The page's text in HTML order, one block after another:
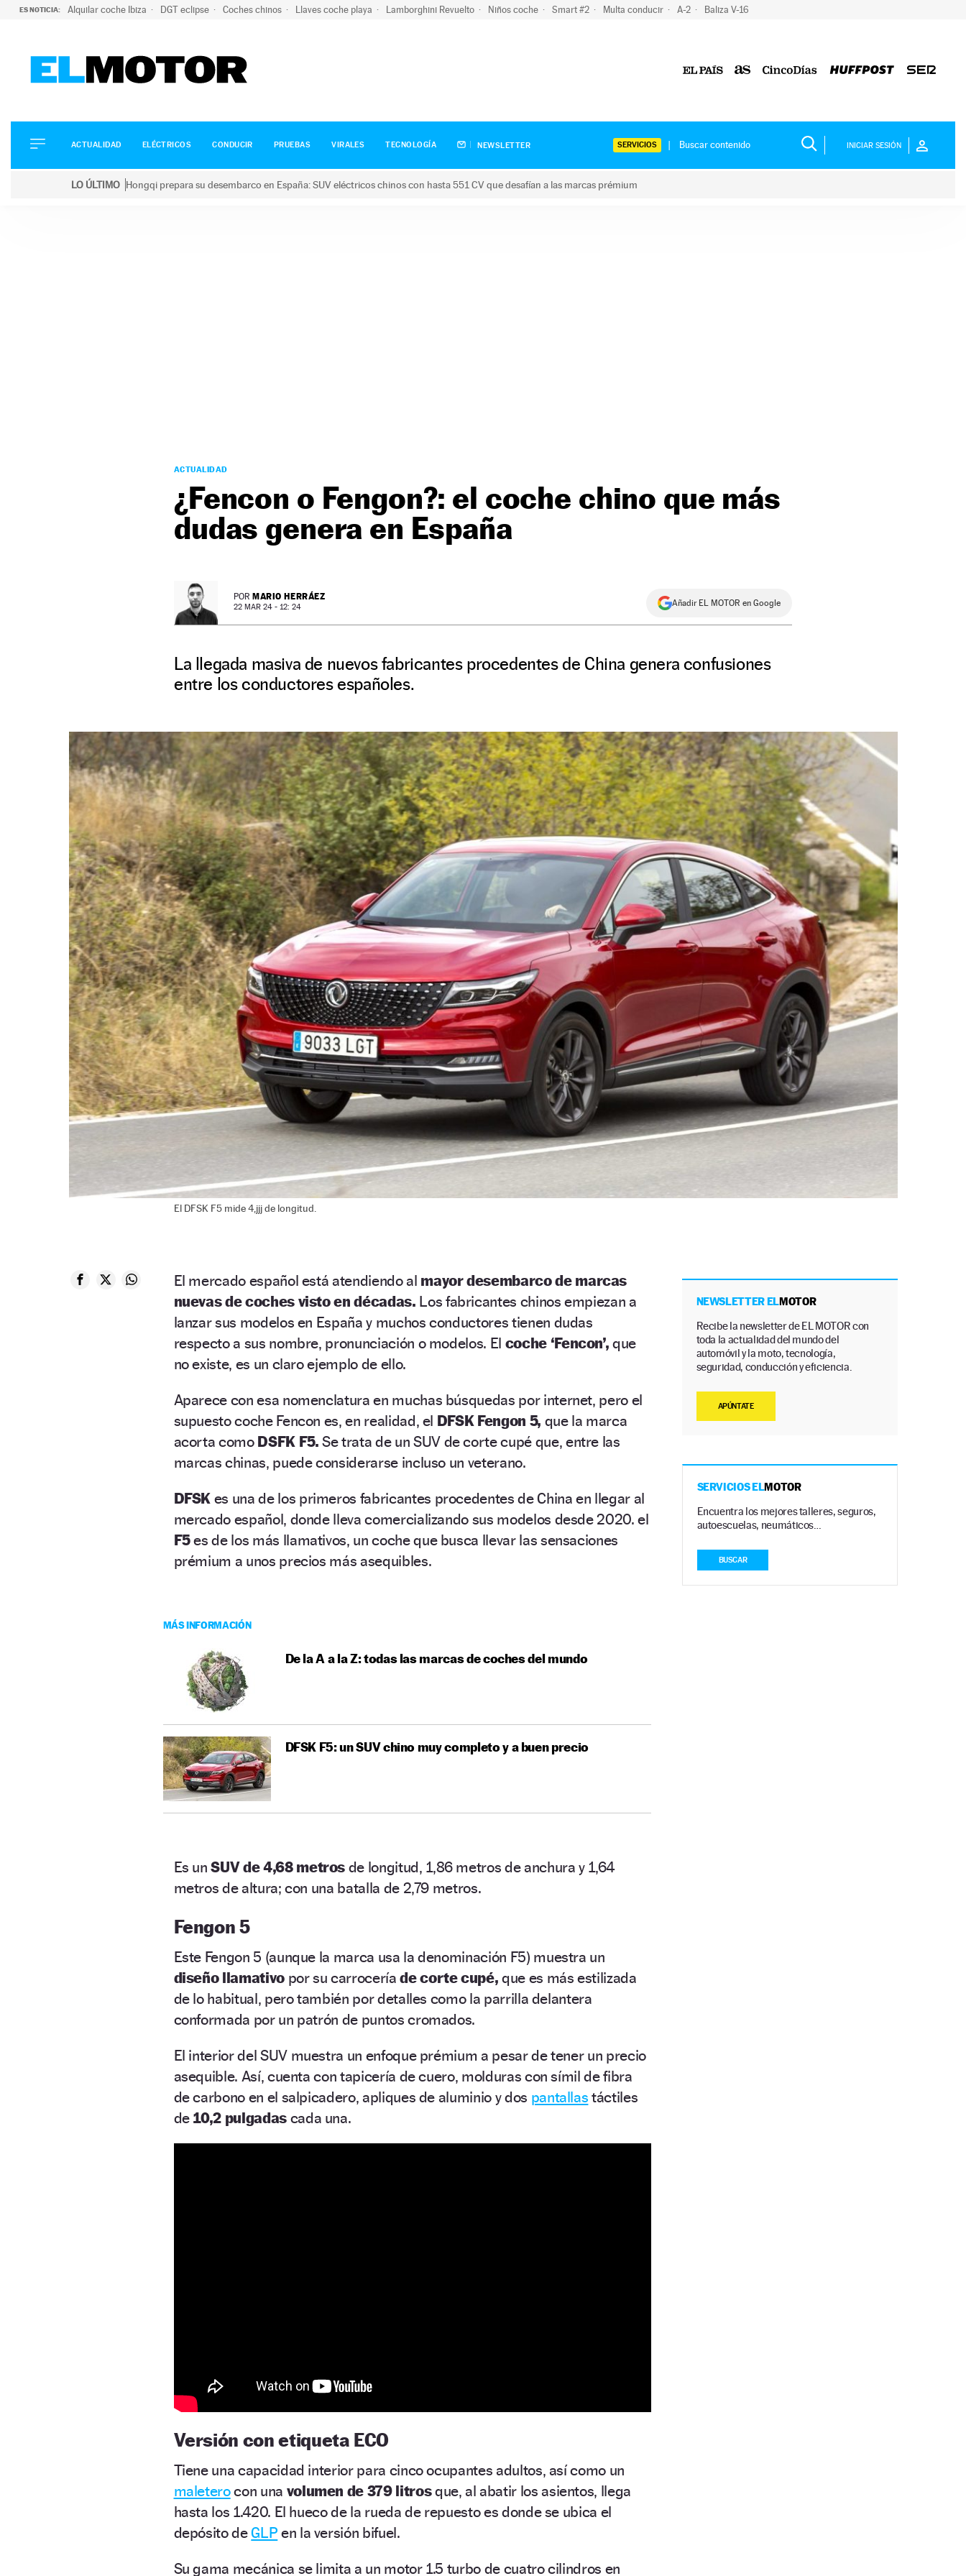
ES NOTICIA: Alquilar coche Ibiza DGT eclipse Coches chinos Llaves coche playa Lamborghini Revuelto Niños coche Smart #2 Multa conducir A-2 Baliza V-16
ELÉCTRICOS
CONDUCIR
ACTUALIDAD ELÉCTRICOS CONDUCIR PRUEBAS VIRALES TECNOLOGÍA NEWSLETTER SERVICIOS INICIAR SESIÓN
LO ÚLTIMO Hongqi prepara su desembarco en España: SUV eléctricos chinos con hasta 551 CV que desafían a las marcas prémium
ACTUALIDAD
¿Fencon o Fengon?: el coche chino que más
dudas genera en España
POR MARIO HERRÁEZ
22 MAR 24 - 12: 24 Añadir EL MOTOR en Google
La llegada masiva de nuevos fabricantes procedentes de China genera confusiones
entre los conductores españoles.
El DFSK F5 mide 4,jjj de longitud.
El mercado español está atendiendo al mayor desembarco de marcas
nuevas de coches visto en décadas. Los fabricantes chinos empiezan a
lanzar sus modelos en España y muchos conductores tienen dudas
respecto a sus nombre, pronunciación o modelos. El coche ‘Fencon’, que
no existe, es un claro ejemplo de ello.
Aparece con esa nomenclatura en muchas búsquedas por internet, pero el
supuesto coche Fencon es, en realidad, el DFSK Fengon 5, que la marca
acorta como DSFK F5.Se trata de un SUV de corte cupé que, entre las
marcas chinas, puede considerarse incluso un veterano.
DFSK es una de los primeros fabricantes procedentes de China en llegar al
mercado español, donde lleva comercializando sus modelos desde 2020. el
F5es de los más llamativos, un coche que busca llevar las sensaciones
prémium a unos precios más asequibles.
MÁS INFORMACIÓN
De la A a la Z: todas las marcas de coches del mundo
DFSK F5: un SUV chino muy completo y a buen precio
Es unSUV de 4,68 metros de longitud, 1,86 metros de anchura y 1,64
metros de altura; con una batalla de 2,79 metros.
Fengon 5
Este Fengon 5 (aunque la marca usa la denominación F5) muestra un
diseño llamativo por su carroceríade corte cupé, que es más estilizada
de lo habitual, pero también por detalles como la parrilla delantera
conformada por un patrón de puntos cromados.
El interior del SUV muestra un enfoque prémium a pesar de tener un precio
asequible. Así, cuenta con tapicería de cuero, molduras con símil de fibra
de carbono en el salpicadero, apliques de aluminio y dos pantallas táctiles
de 10,2 pulgadascada una.
Versión con etiqueta ECO
Tiene una capacidad interior para cinco ocupantes adultos, así como un
maleterocon una volumen de 379 litrosque, al abatir los asientos, llega
hasta los 1.420. El hueco de la rueda de repuesto es donde se ubica el
depósito deGLP en la versión bifuel.
Su gama mecánica se limita a un motor 1.5 turbo de cuatro cilindros en
NEWSLETTER ELMOTOR
Recibe la newsletter de EL MOTOR con
toda la actualidad del mundo del
automóvil y la moto, tecnología,
seguridad, conducción y eficiencia.
APÚNTATE
SERVICIOS ELMOTOR
Encuentra los mejores talleres, seguros,
autoescuelas, neumáticos…
BUSCAR